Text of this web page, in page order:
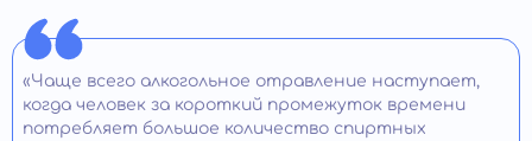
«Чаще всего алкогольное отравление наступает,
когда человек за короткий промежуток времени
потребляет большое количество спиртных